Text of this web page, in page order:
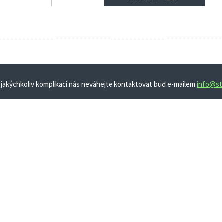
jakýchkoliv komplikací nás neváhejte kontaktovat buď e-mailem